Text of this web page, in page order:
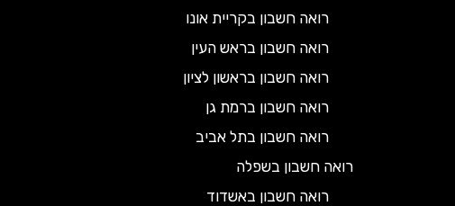
רואה חשבון בקריית אונו
רואה חשבון בראש העין
רואה חשבון בראשון לציון
רואה חשבון ברמת גן
רואה חשבון בתל אביב
רואה חשבון בשפלה
רואה חשבון באשדוד